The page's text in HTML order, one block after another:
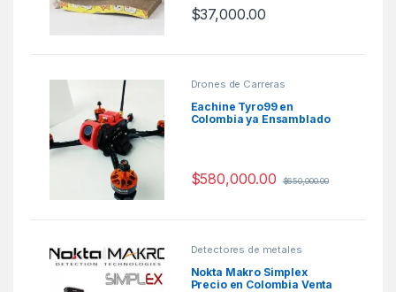
$37,000.00
Drones de Carreras
Eachine Tyro99 en
Colombia ya Ensamblado
$580,000.00 $650,000.00
Detectores de metales
Nokta Makro Simplex
Precio en Colombia Venta